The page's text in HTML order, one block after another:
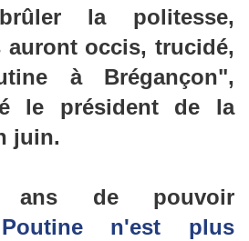
la politesse,
occis, trucidé,
à Brégançon",
le président de la
juin.
ans de pouvoir
n'est plus